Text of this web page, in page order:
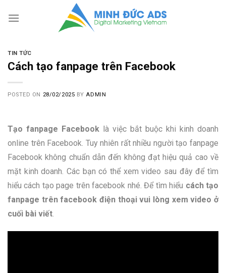
TIN TỨC
Cách tạo fanpage trên Facebook
POSTED ON 28/02/2025 BY ADMIN
Tạo fanpage Facebook là việc bắt buộc khi kinh doanh
online trên Facebook. Tuy nhiên rất nhiều người tạo fanpage
Facebook không chuẩn dẫn đến không đạt hiệu quả cao về
mặt kinh doanh. Các bạn có thể xem video sau đây để tìm
hiểu cách tạo page trên facebook nhé. Để tìm hiểu cách tạo
fanpage trên facebook điện thoại vui lòng xem video ở
cuối bài viết